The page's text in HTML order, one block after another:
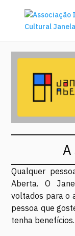
Qualquer
Aberta. O
voltados para o
pessoa que
tenha